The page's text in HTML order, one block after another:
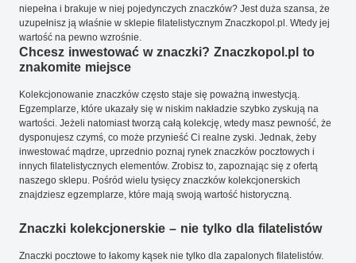
niepełna i brakuje w niej pojedynczych znaczków? Jest duża szansa, że
uzupełnisz ją właśnie w sklepie filatelistycznym Znaczkopol.pl. Wtedy jej
wartość na pewno wzrośnie.
Chcesz inwestować w znaczki? Znaczkopol.pl to
znakomite miejsce
Kolekcjonowanie znaczków często staje się poważną inwestycją.
Egzemplarze, które ukazały się w niskim nakładzie szybko zyskują na
wartości. Jeżeli natomiast tworzą całą kolekcję, wtedy masz pewność, że
dysponujesz czymś, co może przynieść Ci realne zyski. Jednak, żeby
inwestować mądrze, uprzednio poznaj rynek znaczków pocztowych i
innych filatelistycznych elementów. Zrobisz to, zapoznając się z ofertą
naszego sklepu. Pośród wielu tysięcy znaczków kolekcjonerskich
znajdziesz egzemplarze, które mają swoją wartość historyczną.
Znaczki kolekcjonerskie – nie tylko dla filatelistów
Znaczki pocztowe to łakomy kąsek nie tylko dla zapalonych filatelistów.